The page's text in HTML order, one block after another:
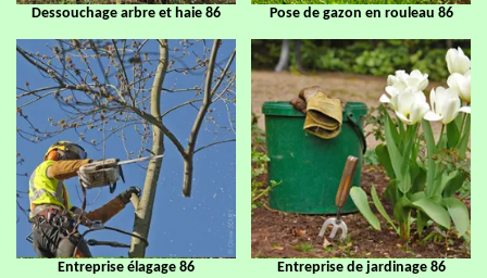
Dessouchage arbre et haie 86 Pose de gazon en rouleau 86
Entreprise élagage 86 Entreprise de jardinage 86